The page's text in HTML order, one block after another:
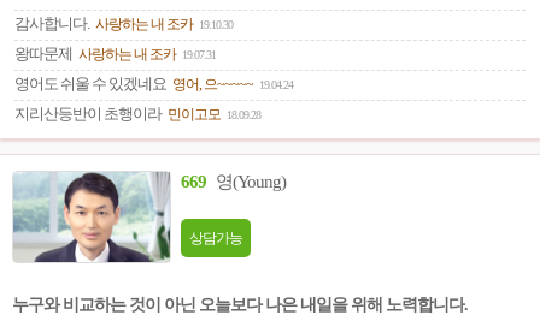
이 되지 못한다. 지금 당장 내 아이만 국·영·수
를 그만두고 창의교육과 놀이교육만 시킬 수
있는 환경이 아니기 때문이다.
감사합니다. 사랑하는 내 조카 19.10.30
왕따문제 사랑하는 내 조카 19.07.31
영어도 쉬울 수 있겠네요 영어, 으~~~~~ 19.04.24
지리산등반이 초행이라 민이고모 18.09.28
669 영(Young)
상담가능
누구와 비교하는 것이 아닌 오늘보다 나은 내일을 위해 노력합니다.